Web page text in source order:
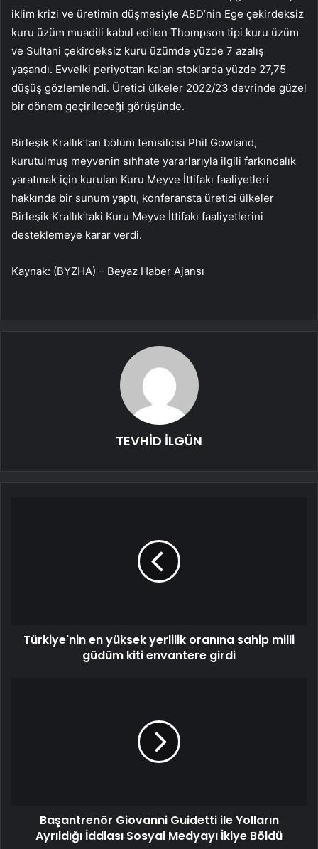
iklim krizi ve üretimin düşmesiyle ABD’nin Ege çekirdeksiz
kuru üzüm muadili kabul edilen Thompson tipi kuru üzüm
ve Sultani çekirdeksiz kuru üzümde yüzde 7 azalış
yaşandı. Evvelki periyottan kalan stoklarda yüzde 27,75
düşüş gözlemlendi. Üretici ülkeler 2022/23 devrinde güzel
bir dönem geçirileceği görüşünde.
Birleşik Krallık’tan bölüm temsilcisi Phil Gowland,
kurutulmuş meyvenin sıhhate yararlarıyla ilgili farkındalık
yaratmak için kurulan Kuru Meyve İttifakı faaliyetleri
hakkında bir sunum yaptı, konferansta üretici ülkeler
Birleşik Krallık’taki Kuru Meyve İttifakı faaliyetlerini
desteklemeye karar verdi.
Kaynak: (BYZHA) – Beyaz Haber Ajansı
TEVHİD İLGÜN
Türkiye'nin en yüksek yerlilik oranına sahip milli
güdüm kiti envantere girdi
Başantrenör Giovanni Guidetti ile Yolların
Ayrıldığı İddiası Sosyal Medyayı İkiye Böldü